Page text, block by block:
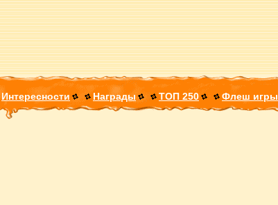
Интересности Награды ТОП 250 Флеш игры